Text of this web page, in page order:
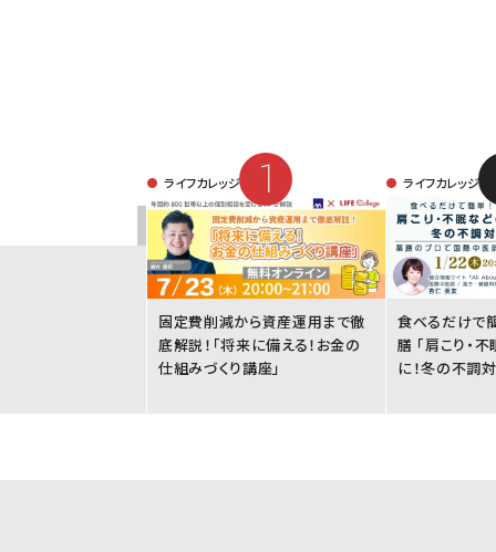
ライフカレッジ
固定費削減から資産運用まで徹
底解説！「将来に備える！お金の
仕組みづくり講座」
ライフカレッジ
食べるだけで
膳 「肩こり・
に！冬の不調